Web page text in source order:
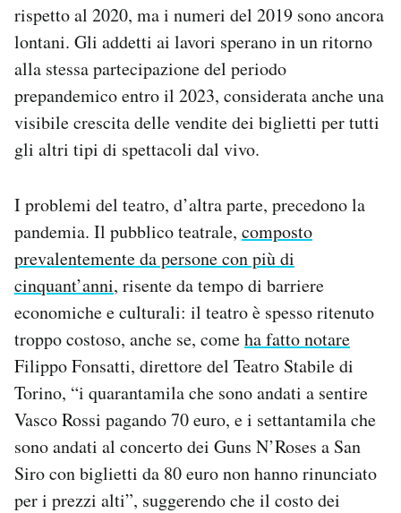
rispetto al 2020, ma i numeri del 2019 sono ancora
lontani. Gli addetti ai lavori sperano in un ritorno
alla stessa partecipazione del periodo
prepandemico entro il 2023, considerata anche una
visibile crescita delle vendite dei biglietti per tutti
gli altri tipi di spettacoli dal vivo.
I problemi del teatro, d’altra parte, precedono la
pandemia. Il pubblico teatrale, composto
prevalentemente da persone con più di
cinquant’anni, risente da tempo di barriere
economiche e culturali: il teatro è spesso ritenuto
troppo costoso, anche se, comeha fatto notare
Filippo Fonsatti, direttore del Teatro Stabile di
Torino, “i quarantamila che sono andati a sentire
Vasco Rossi pagando 70 euro, e i settantamila che
sono andati al concerto dei Guns N’Roses a San
Siro con biglietti da 80 euro non hanno rinunciato
per i prezzi alti”, suggerendo che il costo dei